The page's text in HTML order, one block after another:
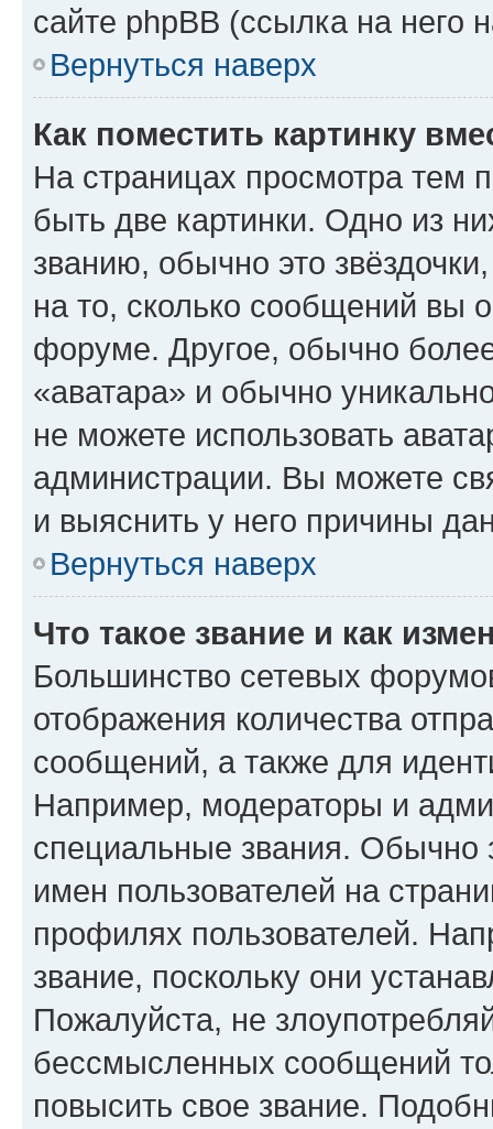
сайте phpBB (ссылка на него
Вернуться наверх
Как поместить картинку
На страницах просмотра тем
быть две картинки. Одно из
званию, обычно это
на то, сколько сообщений вы
форуме. Другое, обычно
«аватара» и обычно
не можете использовать
администрации. Вы можете
и выяснить у него причины
Вернуться наверх
Что такое звание и как
Большинство сетевых
отображения количества
сообщений, а также для
Например, модераторы и
специальные звания. Обычно
имен пользователей на
профилях пользователей.
звание, поскольку они
Пожалуйста, не
бессмысленных сообщений
повысить свое звание.